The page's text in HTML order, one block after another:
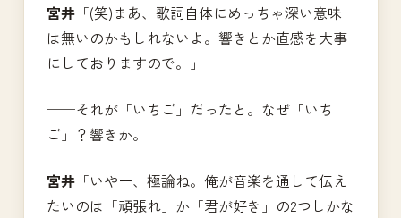
宮井 「(笑)まあ、歌詞自体にめっちゃ深い意味
は無いのかもしれないよ。響きとか直感を大事
にしておりますので。」
──それが「いちご」だったと。なぜ「いち
ご」？響きか。
宮井 「いやー、極論ね。俺が音楽を通して伝え
たいのは「頑張れ」か「君が好き」の2つしかな